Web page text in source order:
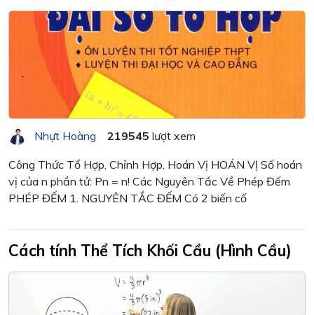
Nhựt Hoàng 219545 lượt xem
Công Thức Tổ Hợp, Chỉnh Hợp, Hoán Vị HOÁN VỊ Số hoán
vị của n phần tử: Pn = n! Các Nguyên Tắc Về Phép Đếm
PHÉP ĐẾM 1. NGUYÊN TẮC ĐẾM Có 2 biến cố
Cách tính Thể Tích Khối Cầu (Hình Cầu)